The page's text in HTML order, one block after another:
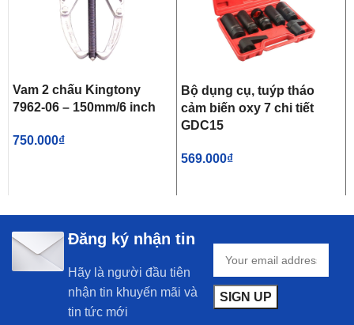
Vam 2 chấu Kingtony
7962-06 – 150mm/6 inch
750.000₫
Bộ dụng cụ, tuýp tháo
cảm biến oxy 7 chi tiết
GDC15
569.000₫
Đăng ký nhận tin
Hãy là người đầu tiên
nhận tin khuyến mãi và
tin tức mới